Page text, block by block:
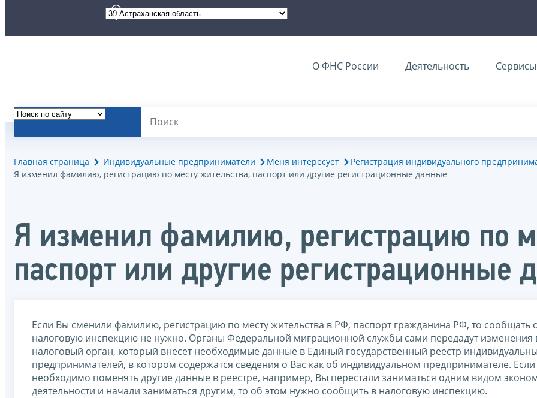
О ФНС России Деятельность Сервисы
Главная страница Индивидуальные предприниматели Меня интересует
Регистрация индивидуального
Я изменил фамилию, регистрацию по месту жительства, паспорт или другие регистрационные данные
Я изменил фамилию, регистрацию по
паспорт или другие регистрационные
Если Вы сменили фамилию, регистрацию по месту жительства в РФ, паспорт гражданина РФ, то сообщать
налоговую инспекцию не нужно. Органы Федеральной миграционной службы сами передадут изменения
налоговый орган, который внесет необходимые данные в Единый государственный реестр
предпринимателей, в котором содержатся сведения о Вас как об индивидуальном предпринимателе.
необходимо поменять другие данные в реестре, например, Вы перестали заниматься одним видом
деятельности и начали заниматься другим, то об этом нужно сообщить в налоговую инспекцию.